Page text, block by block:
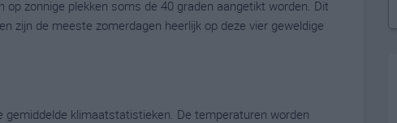
zonnige plekken soms de 40 graden aangetikt worden. Dit
zijn de meeste zomerdagen heerlijk op deze vier geweldige
klimaatstatistieken. De temperaturen worden